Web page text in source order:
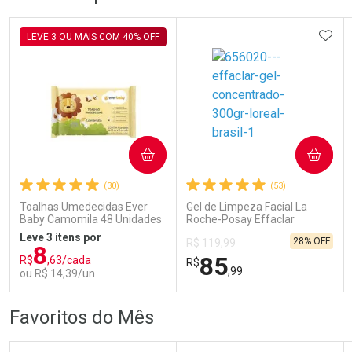
Comprar sem Desconto
Por R$ 80,99/cada
Por Menos
Comprar sem Desconto
Por R$ 80,99/cada
Comprar sem Desconto
Por R$ 71,99/cada
Por Menos
Comprar sem Desconto
Por R$ 71,99/cada
(30)
Toalhas Umedecidas Ever
Baby Camomila 48 Unidades
LEVE 3 OU MAIS COM 40% OFF
Leve 3 itens por
R$8,63/cada
ou R$ 14,39/un
COMPRAR
Por Menos
(53)
Gel de Limpeza Facial La
Roche-Posay Effaclar
R$ 119,99
R$85,99
28% OFF
COMPRAR
Por Menos
Favoritos do Mês